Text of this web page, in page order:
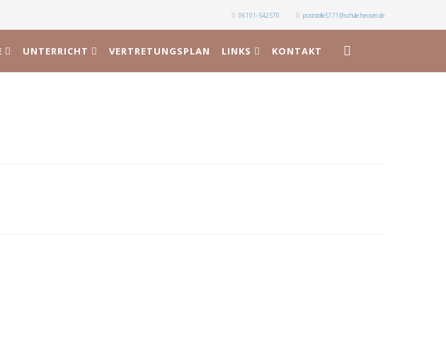
06101-542570 poststelle5171@schule.hessen.de
UNTERRICHT VERTRETUNGSPLAN LINKS KONTAKT